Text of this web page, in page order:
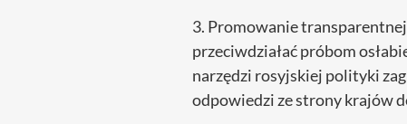
3. Promowanie
przeciwdziałać próbom
narzędzi rosyjskiej polityki
odpowiedzi ze strony krajów